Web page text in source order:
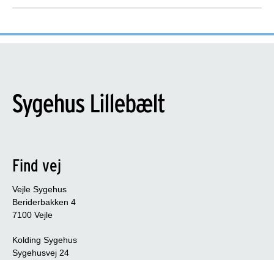
Find vej
Vejle Sygehus
Beriderbakken 4
7100 Vejle
Kolding Sygehus
Sygehusvej 24